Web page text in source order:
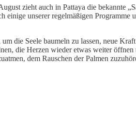
zieht auch in Pattaya die bekannte
einige unserer regelmäßigen
die Seele baumeln zu lassen, neue
die Herzen wieder etwas weiter
dem Rauschen der Palmen